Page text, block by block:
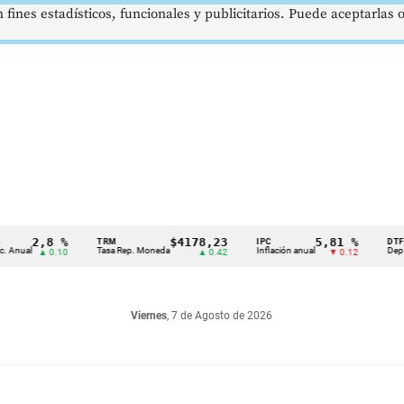
%
▲ 0.10
TRM
Tasa Rep. Moneda
$4178,23
▲ 0.42
IPC
Inflación anual
5,81 %
▼ 0.12
DTF
Dep.
Viernes, 7 de Agosto de 2026
estadísticos, funcionales y publicitarios. Puede aceptarlas